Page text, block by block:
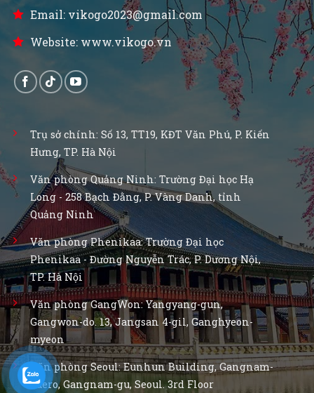
Email: vikogo2023@gmail.com
Website: www.vikogo.vn
Trụ sở chính: Số 13, TT19, KĐT Văn Phú, P. Kiến
Hưng, TP. Hà Nội
Văn phòng Quảng Ninh: Trường Đại học Hạ
Long - 258 Bạch Đằng, P. Vàng Danh, tỉnh
Quảng Ninh
Văn phòng Phenikaa: Trường Đại học
Phenikaa - Đường Nguyễn Trác, P. Dương Nội,
TP. Hà Nội
Văn phòng GangWon: Yangyang-gun,
Gangwon-do. 13, Jangsan 4-gil, Ganghyeon-
myeon
Văn phòng Seoul: Eunhun Building, Gangnam-
daero, Gangnam-gu, Seoul. 3rd Floor